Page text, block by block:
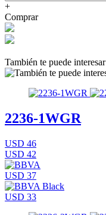
+
Comprar
También te puede interesar
2236-1WGR
USD 46
USD 42
USD 37
USD 33